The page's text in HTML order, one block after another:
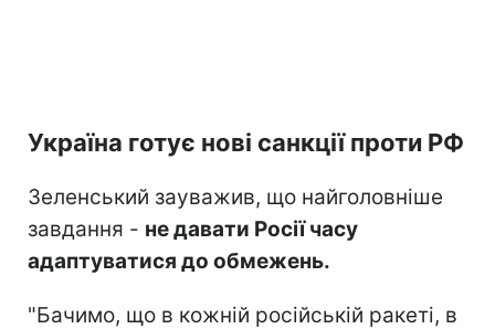
Україна готує нові санкції проти РФ
Зеленський зауважив, що найголовніше
завдання - не давати Росії часу
адаптуватися до обмежень.
"Бачимо, що в кожній російській ракеті, в